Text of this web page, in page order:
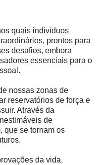
quais indivíduos
prontos para
desafios, embora
essenciais para o
nossas zonas de
reservatórios de força e
Através da
​​de
que se tornam os
da vida,